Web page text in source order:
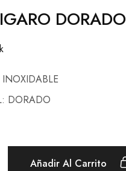
DORADO
DORADO
Añadir Al Carrito